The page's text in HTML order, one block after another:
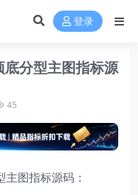
登录
分型主图指标源
45
主图指标源码：